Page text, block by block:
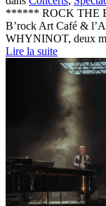
****** ROCK THE
B’rock Art Café &
WHYNINOT, deux
Lire la suite